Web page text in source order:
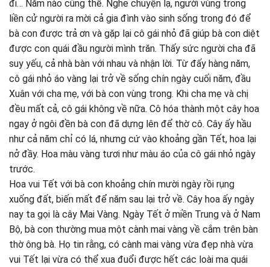
đi… Năm nào cũng thế. Nghe chuyện lạ, người vùng trong
liền cử người ra mời cả gia đình vào sinh sống trong đó để
bà con được trả ơn và gặp lại cô gái nhỏ đã giúp bà con diệt
được con quái đầu người mình trăn. Thấy sức người cha đã
suy yếu, cả nhà bàn với nhau và nhận lời. Từ đấy hàng năm,
cô gái nhỏ áo vàng lại trở về sống chín ngày cuối năm, đầu
Xuân với cha mẹ, với bà con vùng trong. Khi cha mẹ và chị
đều mất cả, cô gái không về nữa. Cô hóa thành một cây hoa
ngay ở ngôi đền bà con đã dựng lên để thờ cô. Cây ấy hầu
như cả năm chỉ có lá, nhưng cứ vào khoảng gần Tết, hoa lại
nở đầy. Hoa màu vàng tươi như màu áo của cô gái nhỏ ngày
trước.
Hoa vui Tết với bà con khoảng chín mười ngày rồi rụng
xuống đất, biến mất để năm sau lại trở về. Cây hoa ấy ngày
nay ta gọi là cây Mai Vàng. Ngày Tết ở miền Trung và ở Nam
Bộ, bà con thường mua một cành mai vàng về cắm trên bàn
thờ ông bà. Họ tin rằng, có cành mai vàng vừa đẹp nhà vừa
vui Tết lại vừa có thể xua đuổi được hết các loài ma quái